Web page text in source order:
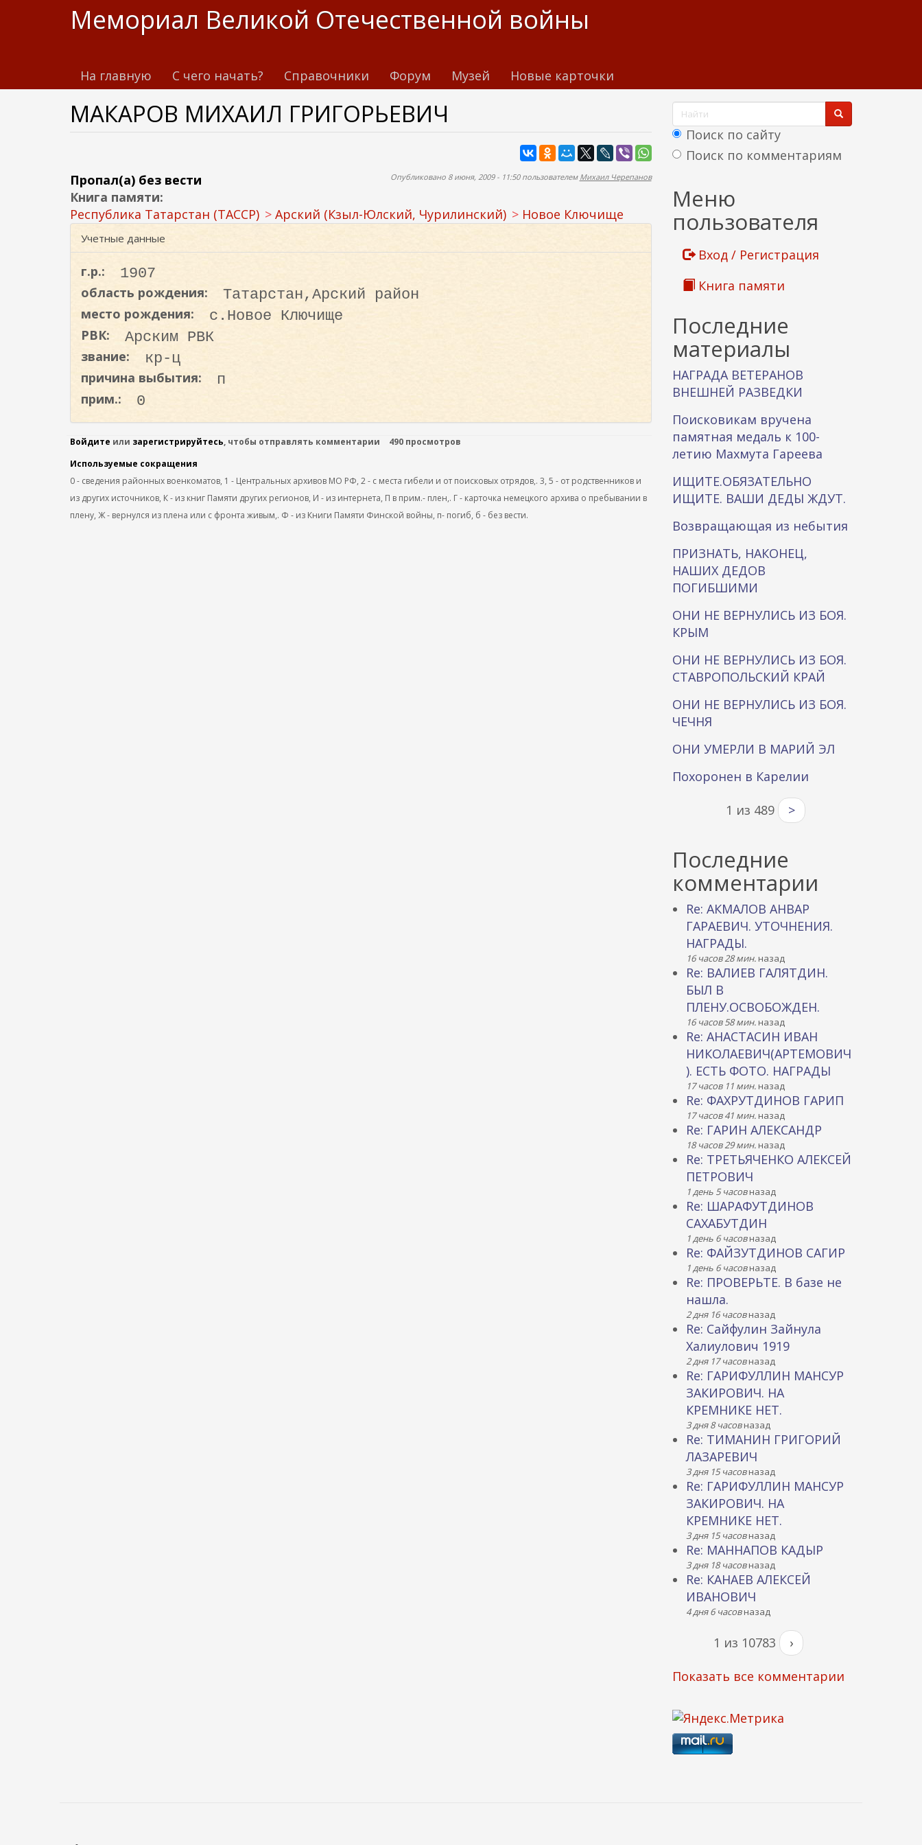
т
Мемориал Великой Отечественной войны
На главную С чего начать? Справочники Форум Музей Новые карточки
МАКАРОВ МИХАИЛ ГРИГОРЬЕВИЧ
Опубликовано 8 июня, 2009 - 11:50 пользователем Михаил Черепанов
Пропал(а) без вести
Книга памяти:
Республика Татарстан (ТАССР)
Арский (Кзыл-Юлский, Чурилинский) Новое Ключище
Учетные данные
г.р.: 1907
область рождения: Татарстан,Арский район
место рождения: с.Новое Ключище
РВК: Арским РВК
звание: кр-ц
причина выбытия: п
прим.: 0
Войдите или зарегистрируйтесь, чтобы отправлять комментарии
490 просмотров
Используемые сокращения
0 - сведения районных военкоматов, 1 - Центральных архивов МО РФ, 2 - с места гибели и от поисковых отрядов,. 3, 5 - от родственников и
из других источников, К - из книг Памяти других регионов, И - из интернета, П в прим.- плен,. Г - карточка немецкого архива о пребывании в
плену, Ж - вернулся из плена или с фронта живым,. Ф - из Книги Памяти Финской войны, п- погиб, б - без вести.
Ф
о
р
а
п
о
и
к
а
Поиск по сайту
Поиск по комментариям
Меню
пользователя
Вход / Регистрация
Книга памяти
Последние
материалы
НАГРАДА ВЕТЕРАНОВ
ВНЕШНЕЙ РАЗВЕДКИ
Поисковикам вручена
памятная медаль к 100-
летию Махмута Гареева
ИЩИТЕ.ОБЯЗАТЕЛЬНО
ИЩИТЕ. ВАШИ ДЕДЫ ЖДУТ.
Возвращающая из небытия
ПРИЗНАТЬ, НАКОНЕЦ,
НАШИХ ДЕДОВ
ПОГИБШИМИ
ОНИ НЕ ВЕРНУЛИСЬ ИЗ БОЯ.
КРЫМ
ОНИ НЕ ВЕРНУЛИСЬ ИЗ БОЯ.
СТАВРОПОЛЬСКИЙ КРАЙ
ОНИ НЕ ВЕРНУЛИСЬ ИЗ БОЯ.
ЧЕЧНЯ
ОНИ УМЕРЛИ В МАРИЙ ЭЛ
Похоронен в Карелии
1 из 489 >
Последние
комментарии
Re: АКМАЛОВ АНВАР
ГАРАЕВИЧ. УТОЧНЕНИЯ.
НАГРАДЫ.
16 часов 28 мин.назад
Re: ВАЛИЕВ ГАЛЯТДИН.
БЫЛ В
ПЛЕНУ.ОСВОБОЖДЕН.
16 часов 58 мин.назад
Re: АНАСТАСИН ИВАН
НИКОЛАЕВИЧ(АРТЕМОВИЧ
). ЕСТЬ ФОТО. НАГРАДЫ
17 часов 11 мин.назад
Re: ФАХРУТДИНОВ ГАРИП
17 часов 41 мин.назад
Re: ГАРИН АЛЕКСАНДР
18 часов 29 мин.назад
Re: ТРЕТЬЯЧЕНКО АЛЕКСЕЙ
ПЕТРОВИЧ
1 день 5 часовназад
Re: ШАРАФУТДИНОВ
САХАБУТДИН
1 день 6 часовназад
Re: ФАЙЗУТДИНОВ САГИР
1 день 6 часовназад
Re: ПРОВЕРЬТЕ. В базе не
нашла.
2 дня 16 часовназад
Re: Сайфулин Зайнула
Халиулович 1919
2 дня 17 часовназад
Re: ГАРИФУЛЛИН МАНСУР
ЗАКИРОВИЧ. НА
КРЕМНИКЕ НЕТ.
3 дня 8 часовназад
Re: ТИМАНИН ГРИГОРИЙ
ЛАЗАРЕВИЧ
3 дня 15 часовназад
Re: ГАРИФУЛЛИН МАНСУР
ЗАКИРОВИЧ. НА
КРЕМНИКЕ НЕТ.
3 дня 15 часовназад
Re: МАННАПОВ КАДЫР
3 дня 18 часовназад
Re: КАНАЕВ АЛЕКСЕЙ
ИВАНОВИЧ
4 дня 6 часовназад
1 из 10783 ›
Показать все комментарии